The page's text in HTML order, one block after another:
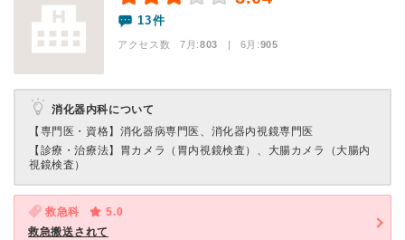
13件
アクセス数 7月:803 | 6月:905
消化器内科について
【専門医・資格】 消化器病専門医、消化器内視鏡専門医
【診療・治療法】 胃カメラ（胃内視鏡検査）、大腸カメラ（大腸内
視鏡検査）
救急科
5.0
救急搬送されて